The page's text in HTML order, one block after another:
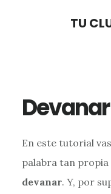
TU
En este tutorial
palabra tan propia
devanar. Y, por